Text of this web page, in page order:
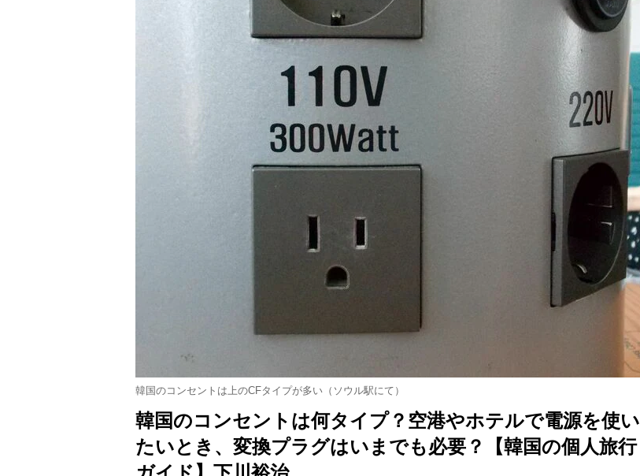
韓国のコンセントは上のCFタイプが多い（ソウル駅にて）
韓国のコンセントは何タイプ？空港やホテルで電源を使い
たいとき、変換プラグはいまでも必要？【韓国の個人旅行